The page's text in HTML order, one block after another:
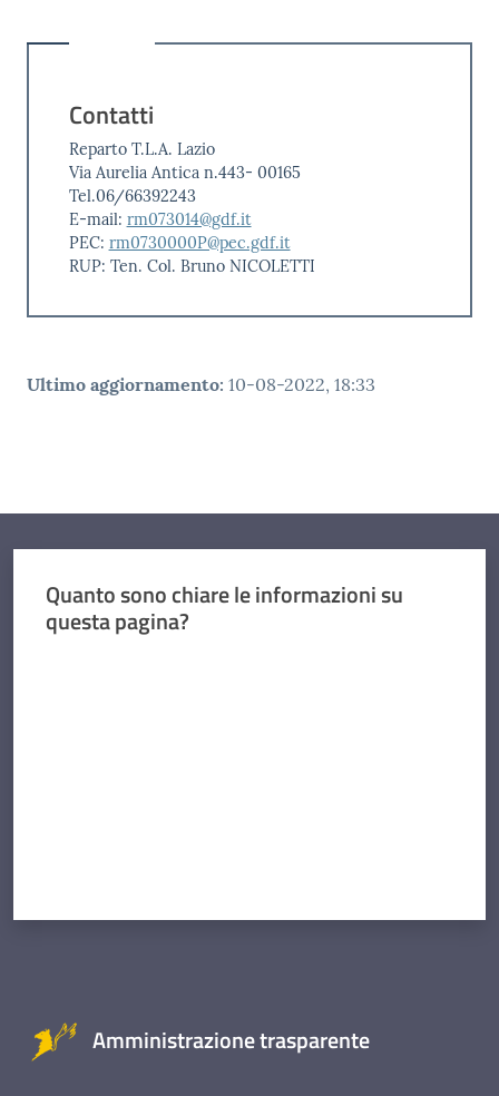
Contatti
Reparto T.L.A. Lazio
Via Aurelia Antica n.443- 00165
Tel.06/66392243
E-mail: rm073014@gdf.it
PEC: rm0730000P@pec.gdf.it
RUP: Ten. Col. Bruno NICOLETTI
Ultimo aggiornamento: 10-08-2022, 18:33
Quanto sono chiare le informazioni su
questa pagina?
Amministrazione trasparente